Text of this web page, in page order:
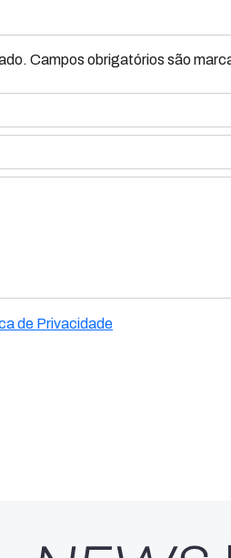
Campos obrigatórios são
de Privacidade